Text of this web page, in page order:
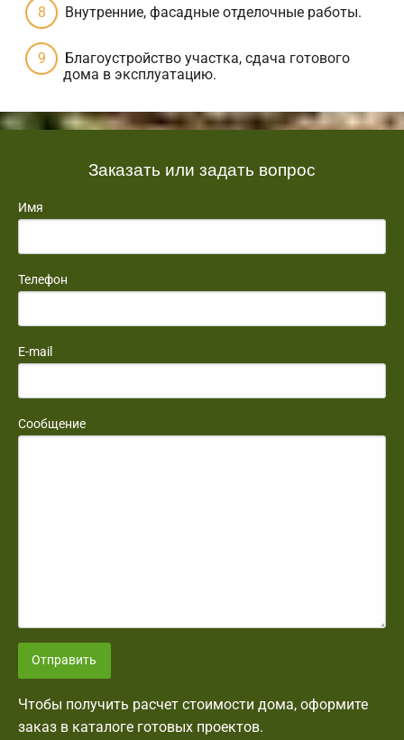
Внутренние, фасадные отделочные работы.
Благоустройство участка, сдача готового
дома в эксплуатацию.
Заказать или задать вопрос
Имя
Телефон
E-mail
Сообщение
Отправить
Чтобы получить расчет стоимости дома, оформите
заказ в каталоге готовых проектов.